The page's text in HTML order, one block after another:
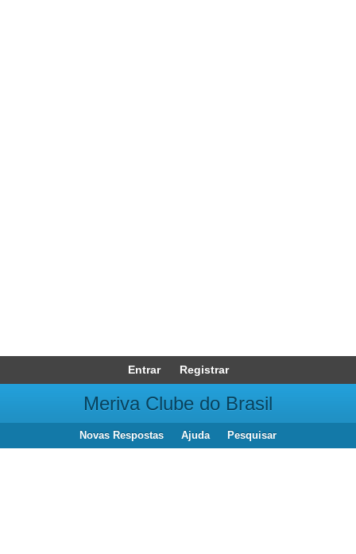
Entrar Registrar
Meriva Clube do Brasil
Novas Respostas Ajuda Pesquisar